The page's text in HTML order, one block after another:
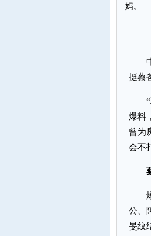
妈。
中
挺蔡
“联
爆料
曾为
会不
爆
公、
旻纹